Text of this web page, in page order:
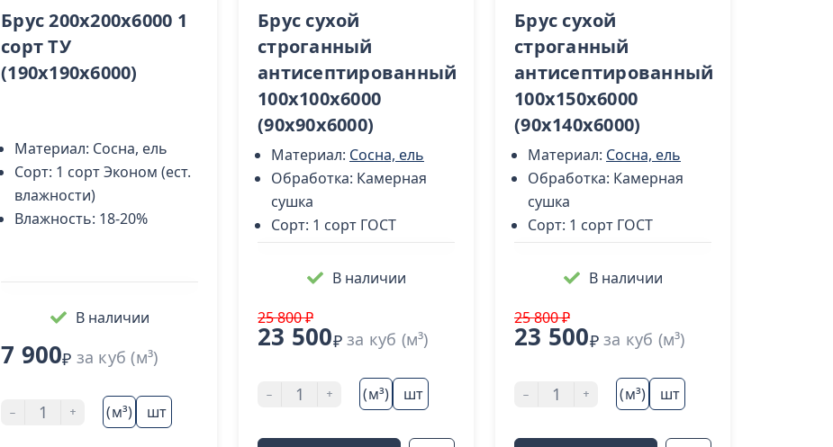
Брус 200х200х6000 1
сорт ТУ
(190x190x6000)
Материал: Сосна, ель
Сорт: 1 сорт Эконом (ест.
влажности)
Влажность: 18-20%
В наличии
7 900₽ за куб (м³)
- + (м³) шт
Брус сухой
строганный
антисептированный
100х100х6000
(90х90х6000)
Материал: Сосна, ель
Обработка: Камерная
сушка
Сорт: 1 сорт ГОСТ
В наличии
25 800 ₽
23 500₽ за куб (м³)
- + (м³) шт
Брус сухой
строганный
антисептированный
100х150х6000
(90х140х6000)
Материал: Сосна, ель
Обработка: Камерная
сушка
Сорт: 1 сорт ГОСТ
В наличии
25 800 ₽
23 500₽ за куб (м³)
- + (м³) шт